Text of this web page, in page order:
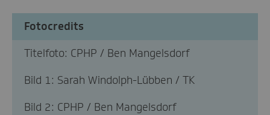
Fotocredits
Titelfoto: CPHP / Ben Mangelsdorf
Bild 1: Sarah Windolph-Lübben / TK
Bild 2: CPHP / Ben Mangelsdorf